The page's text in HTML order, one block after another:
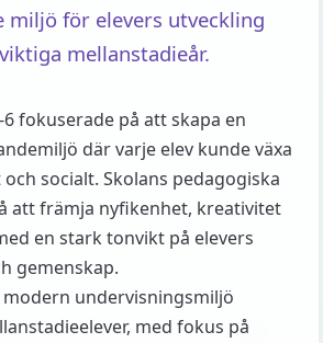
miljö för elevers utveckling
mellanstadieår.
fokuserade på att skapa en
där varje elev kunde växa
socialt. Skolans pedagogiska
att främja nyfikenhet, kreativitet
en stark tonvikt på elevers
gemenskap.
undervisningsmiljö
med fokus på